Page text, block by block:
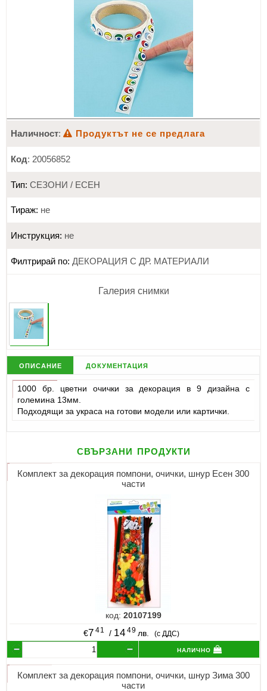
ИЗКУСТВА
СПОРТ
МЕБЕЛИ И ОБОРУДВАНЕ
КАНЦЕЛАРСКИ МАТЕРИАЛИ
Наличност: Продуктът не се предлага
Код: 20056852
Тип: СЕЗОНИ / ЕСЕН
Тираж: не
Инструкция: не
Филтрирай по: ДЕКОРАЦИЯ С ДР. МАТЕРИАЛИ
Галерия снимки
описание документация
1000 бр. цветни очички за декорация в 9 дизайна с
големина 13мм.
Подходящи за украса на готови модели или картички.
свързани продукти
Комплект за декорация помпони, очички, шнур Есен 300
части
код: 20107199
€7 41 / 14 49 лв. (с ДДС)
налично
Комплект за декорация помпони, очички, шнур Зима 300
части